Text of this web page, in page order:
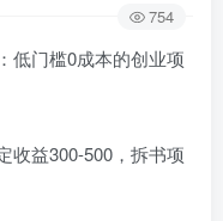
754
低门槛0成本的创业项
收益300-500，拆书项